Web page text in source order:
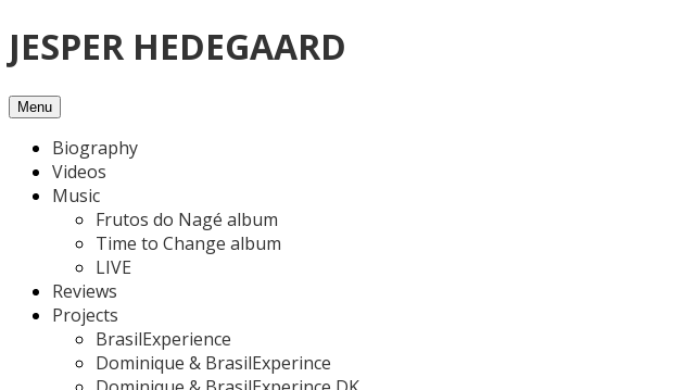
Skip
to
JESPER HEDEGAARD
Menu
Biography
Videos
Music
Frutos do Nagé album
Time to Change album
LIVE
Reviews
Projects
BrasilExperience
Dominique & BrasilExperince